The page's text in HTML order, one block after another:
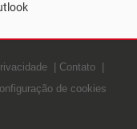
Contato
de cookies